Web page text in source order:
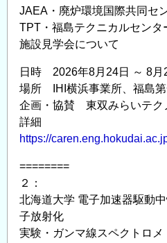
JAEA・廃炉環境国際共同セ
TPT・福島テクニカルセンタ
施設見学会について
日時 2026年8月24日 ～ 8月
場所 IHI横浜事業所、福島
企画・協賛 東双みらいテク
詳細
https://
========
２：
北海道大学 電子加速器駆動
子放射化
実験・ガンマ線スペクトロ